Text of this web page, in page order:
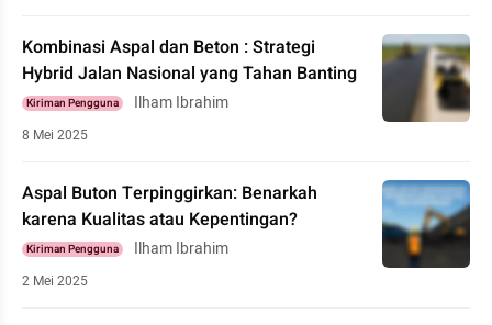
Kombinasi Aspal dan Beton : Strategi
Hybrid Jalan Nasional yang Tahan Banting
Kiriman Pengguna Ilham Ibrahim
8 Mei 2025
Aspal Buton Terpinggirkan: Benarkah
karena Kualitas atau Kepentingan?
Kiriman Pengguna Ilham Ibrahim
2 Mei 2025